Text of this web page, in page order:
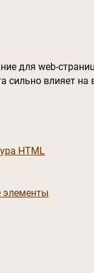
для web-
сильно влияет на
HTML
элементы